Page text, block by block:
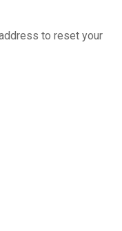
to reset your